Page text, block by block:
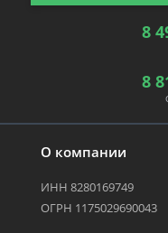
О компании
ИНН 8280169749
ОГРН 1175029690043
8
8